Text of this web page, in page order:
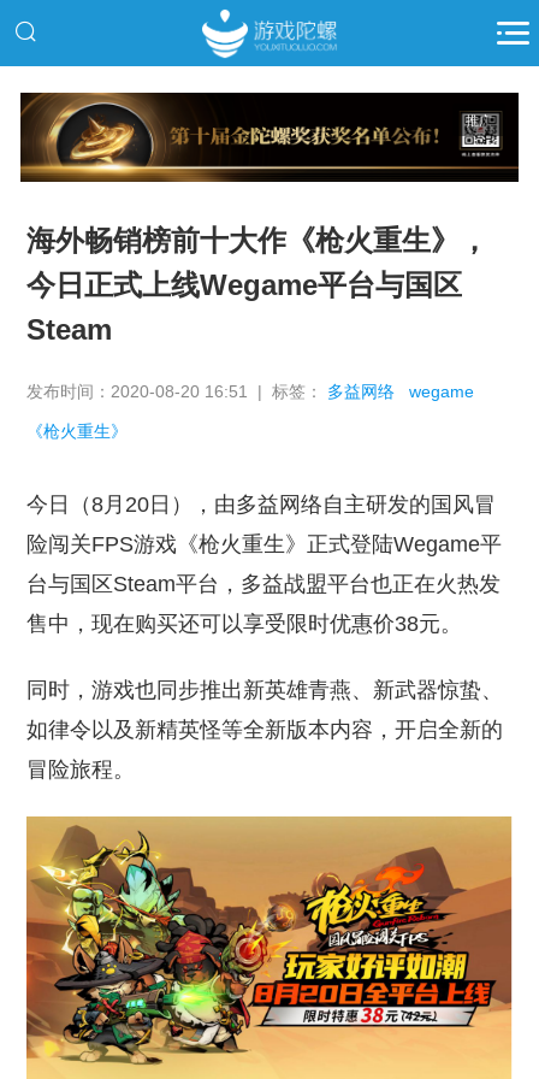
推广
海外畅销榜前十大作《枪火重生》，
今日正式上线Wegame平台与国区
Steam
发布时间：2020-08-20 16:51 | 标签： 多益网络 wegame
《枪火重生》
今日（8月20日），由多益网络自主研发的国风冒
险闯关FPS游戏《枪火重生》正式登陆Wegame平
台与国区Steam平台，多益战盟平台也正在火热发
售中，现在购买还可以享受限时优惠价38元。
同时，游戏也同步推出新英雄青燕、新武器惊蛰、
如律令以及新精英怪等全新版本内容，开启全新的
冒险旅程。